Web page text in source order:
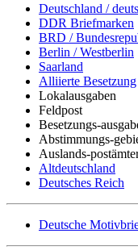
Deutschland /
DDR Briefmarken
BRD /
Berlin / Westberlin
Saarland
Alliierte Besetzung
Lokalausgaben
Feldpost
Besetzungs-
Abstimmungs-
Auslands-
Altdeutschland
Deutsches Reich
Deutsche